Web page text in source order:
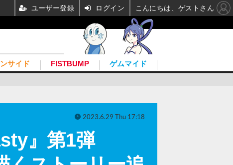
サイド FISTBUMP ゲムマイド
』第1弾
2023.6.29 Thu 17:18
ユーザー登録 ログイン こんにちは、ゲストさん